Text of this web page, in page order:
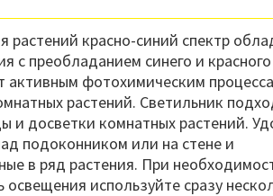
растений красно-синий спектр
с преобладанием синего и красного
активным фотохимическим
растений. Светильник
и досветки комнатных растений.
подоконником или на стене и
в ряд растения. При
освещения используйте сразу